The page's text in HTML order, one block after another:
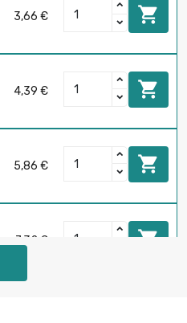
3,66 € 
4,39 € 
5,86 € 
7,32 € 